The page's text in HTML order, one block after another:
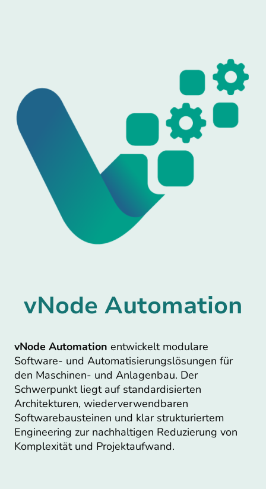
vNode Automation
vNode Automation entwickelt modulare
Software- und Automatisierungslösungen für
den Maschinen- und Anlagenbau. Der
Schwerpunkt liegt auf standardisierten
Architekturen, wiederverwendbaren
Softwarebausteinen und klar strukturiertem
Engineering zur nachhaltigen Reduzierung von
Komplexität und Projektaufwand.